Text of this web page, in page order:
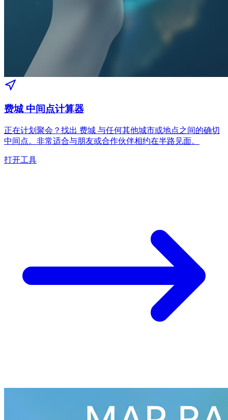
费城 中间点计算器
正在计划聚会？找出 费城 与任何其他城市或地点之间的确切
中间点。非常适合与朋友或合作伙伴相约在半路见面。
打开工具